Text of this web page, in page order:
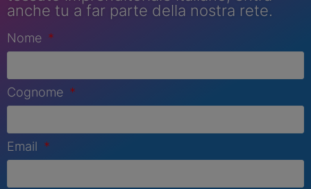
anche tu a far parte della nostra rete.
Nome
Cognome
Email